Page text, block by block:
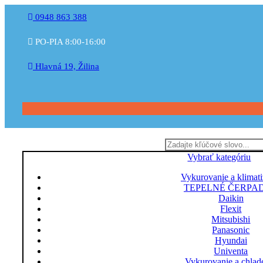
0948 863 388
PO-PIA 8:00-16:00
Hlavná 19, Žilina
Vybrať kategóriu
Vykurovanie a
TEPELNÉ
Daikin
Flexit
Mitsubishi
Panasonic
Hyundai
Univenta